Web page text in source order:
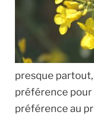
presque
préférence pour
préférence au